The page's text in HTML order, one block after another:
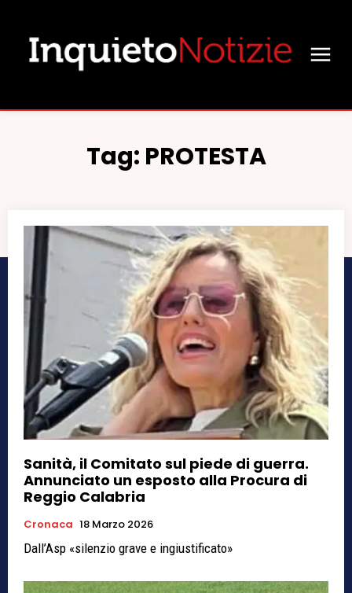
Tag: PROTESTA
Sanità, il Comitato sul piede di guerra.
Annunciato un esposto alla Procura di
Reggio Calabria
Cronaca 18 Marzo 2026
Dall’Asp «silenzio grave e ingiustificato»